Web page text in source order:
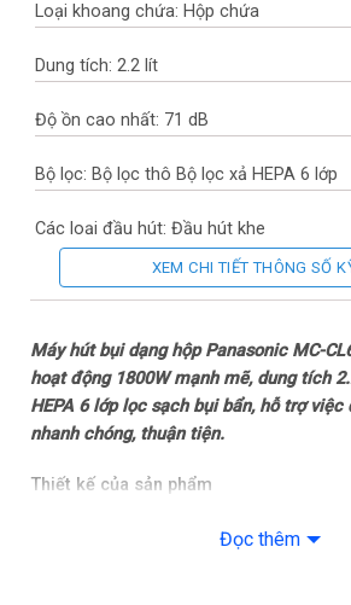
Loại khoang chứa: Hộp chứa
Dung tích: 2.2 lít
Độ ồn cao nhất: 71 dB
Bộ lọc: Bộ lọc thô Bộ lọc xả HEPA 6 lớp
Các loại đầu hút: Đầu hút khe
– Đầu hút bàn chải
– Đầu hút sàn
Thương hiệu của: Nhật Bản
Nơi sản xuất: Malaysia
Năm ra mắt: 2023
XEM CHI TIẾT THÔNG SỐ
Máy hút bụi dạng hộp Panasonic MC-
hoạt động 1800W mạnh mẽ, dung tích
HEPA 6 lớp lọc sạch bụi bẩn, hỗ trợ việc
nhanh chóng, thuận tiện.
Thiết kế của sản phẩm
gàng, màu sắc bắt mắt, góp phần tăng
Đọc thêm